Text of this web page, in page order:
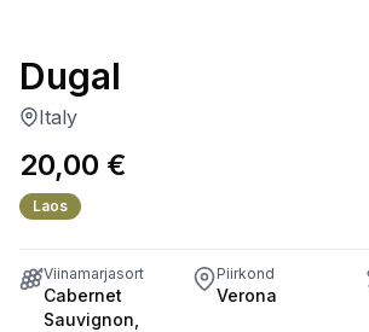
Dugal
Italy
20,00 €
Laos
Viinamarjasort
Cabernet
Sauvignon,
Piirkond
Verona